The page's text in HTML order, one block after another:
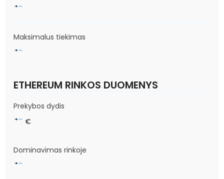
Maksimalus tiekimas
ETHEREUM RINKOS DUOMENYS
Prekybos dydis
€
Dominavimas rinkoje